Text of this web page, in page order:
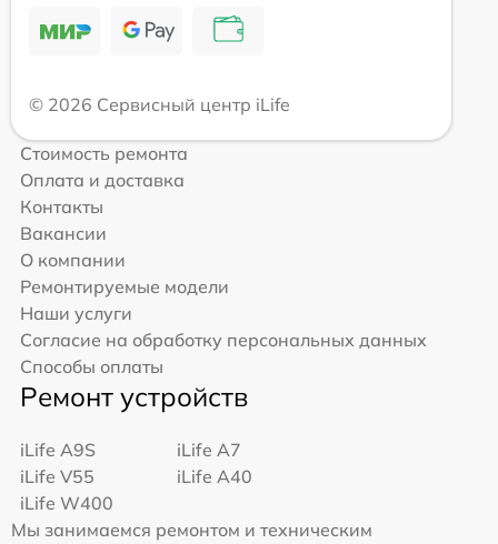
© 2026 Сервисный центр iLife
Стоимость ремонта
Оплата и доставка
Контакты
Вакансии
О компании
Ремонтируемые модели
Наши услуги
Согласие на обработку персональных данных
Способы оплаты
Ремонт устройств
iLife A9S
iLife A7
iLife V55
iLife A40
iLife W400
Мы занимаемся ремонтом и техническим